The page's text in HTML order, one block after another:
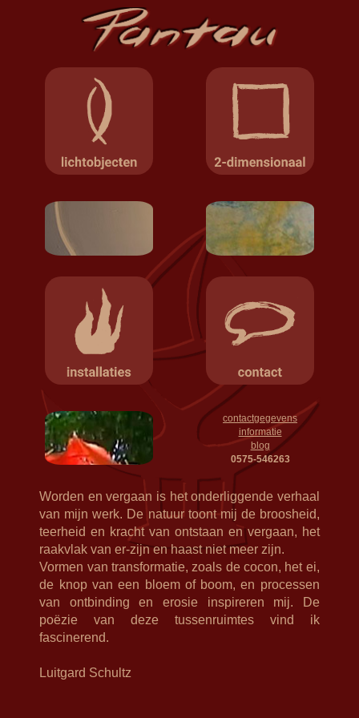
contactgegevens
informatie
blog
0575-546263
Worden en vergaan is het onderliggende verhaal
van mijn werk. De natuur toont mij de broosheid,
teerheid en kracht van ontstaan en vergaan, het
raakvlak van er-zijn en haast niet meer zijn.
Vormen van transformatie, zoals de cocon, het ei,
de knop van een bloem of boom, en processen
van ontbinding en erosie inspireren mij. De
poëzie van deze tussenruimtes vind ik
fascinerend.
Luitgard Schultz